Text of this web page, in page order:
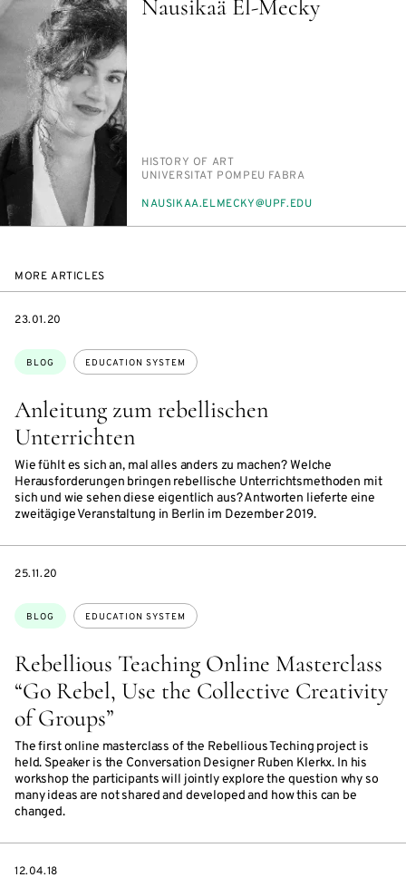
Nausikaä El-Mecky
PERSON_RESEARCH_SUBJECT
HIS­TO­RY OF ART
INSTITUTION
UNI­VER­SI­TAT POM­PEU FAB­RA
E-
NAUSIKAA.ELMECKY@UPF.EDU
MORE ARTICLES
Anleitung zum rebellischen
Unterrichten
Wie fühlt es sich an, mal alles anders zu machen? Welche
Herausforderungen bringen rebellische Unterrichtsmethoden mit
sich und wie sehen diese eigentlich aus? Antworten lieferte eine
zweitägige Veranstaltung in Berlin im Dezember 2019.
Topics:
BLOG EDUCATION SYSTEM
DATE
23.01.20
Rebellious Teaching Online Masterclass
“Go Rebel, Use the Collective Creativity
of Groups”
The first online masterclass of the Rebellious Teching project is
held. Speaker is the Conversation Designer Ruben Klerkx. In his
workshop the participants will jointly explore the question why so
many ideas are not shared and developed and how this can be
changed.
Topics:
BLOG EDUCATION SYSTEM
DATE
25.11.20
DATE
12.04.18